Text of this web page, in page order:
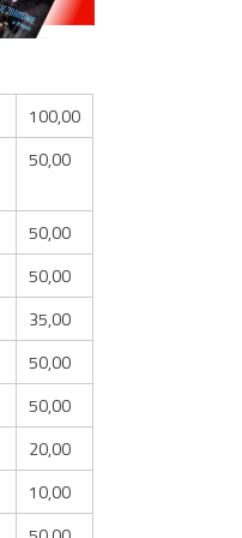
100,00
50,00
50,00
50,00
35,00
50,00
50,00
20,00
10,00